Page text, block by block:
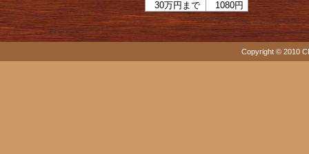
30万円まで 1080円
Copyright © 2010